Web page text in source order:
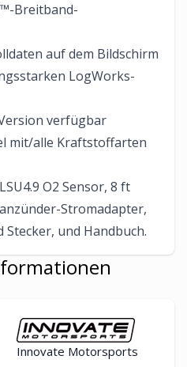
Breitband-
auf dem Bildschirm
LogWorks-
verfügbar
mit/alle Kraftstoffarten
O2 Sensor, 8 ft
Stromadapter,
Stecker, und Handbuch.
Innovate Motorsports